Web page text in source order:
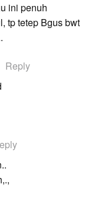
ini penuh
tetep Bgus bwt
Reply